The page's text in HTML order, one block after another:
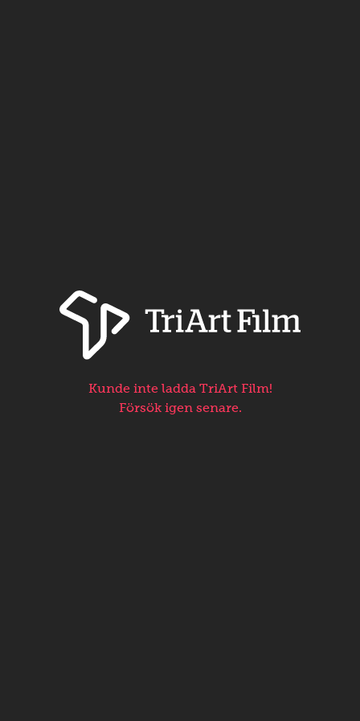
Kunde inte ladda TriArt Film!
Försök igen senare.